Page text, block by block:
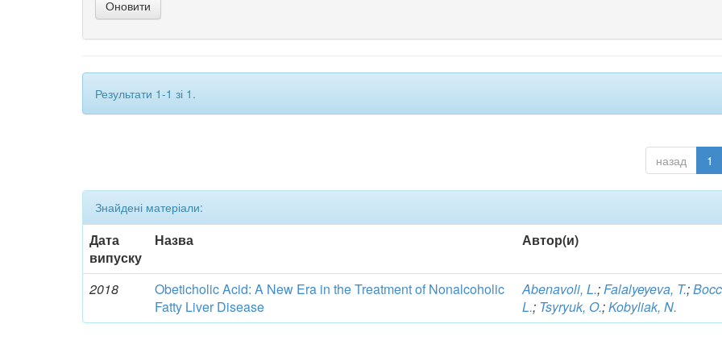
Результати 1-1 зі 1.
назад 1
Знайдені матеріали:
Дата
випуску
Назва Автор(и)
2018
Obeticholic Acid: A New Era in the Treatment of Nonalcoholic
Fatty Liver Disease
Abenavoli, L.;Falalyeyeva, T.;
L.; Tsyryuk, O.;Kobyliak, N.